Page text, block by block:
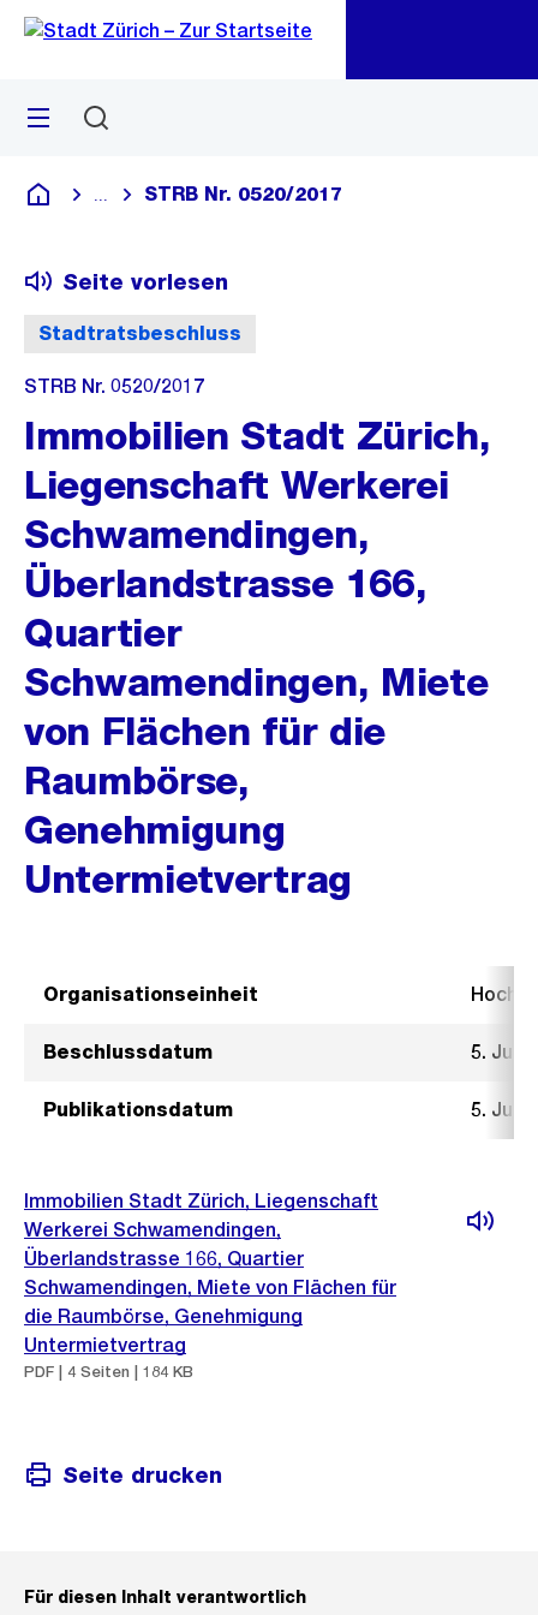
Navigation
Sprunglink
Menü
Deutsch
Blende alle Breadcrumbs ein
STRB Nr. 0520/2017
Stadtratsbeschluss
Seite vorlesen
STRB Nr. 0520/2017
Immobilien Stadt Zürich,
Liegenschaft Werkerei
Schwamendingen,
Überlandstrasse 166,
Quartier
Schwamendingen, Miete
von Flächen für die
Raumbörse,
Genehmigung
Untermietvertrag
Organisationseinheit
Beschlussdatum 5. Juli
Publikationsdatum 5. Juli
Immobilien Stadt Zürich, Liegenschaft
Werkerei Schwamendingen,
Überlandstrasse 166, Quartier
Schwamendingen, Miete von Flächen für
die Raumbörse, Genehmigung
Untermietvertrag
PDF | 4 Seiten | 184 KB
Seite drucken
Für diesen Inhalt verantwortlich